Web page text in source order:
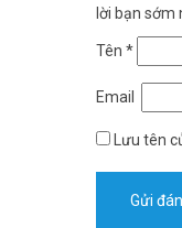
lời bạn sớm
Tên *
Email
Lưu tên